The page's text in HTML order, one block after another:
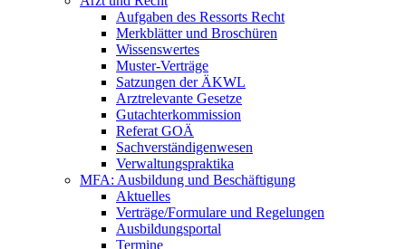
Aufgaben des Ressorts Recht
Merkblätter und Broschüren
Wissenswertes
Muster-Verträge
Satzungen der ÄKWL
Arztrelevante Gesetze
Gutachterkommission
Referat GOÄ
Sachverständigenwesen
Verwaltungspraktika
MFA: Ausbildung und Beschäftigung
Aktuelles
Verträge/Formulare und Regelungen
Ausbildungsportal
Termine